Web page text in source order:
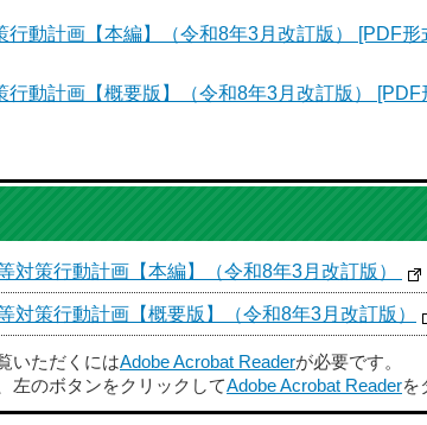
動計画【本編】（令和8年3月改訂版） [PDF形
動計画【概要版】（令和8年3月改訂版） [PDF
対策行動計画【本編】（令和8年3月改訂版）
対策行動計画【概要版】（令和8年3月改訂版）
いただくにはAdobe Acrobat Readerが必要です。
左のボタンをクリックしてAdobe Acrobat Readerを